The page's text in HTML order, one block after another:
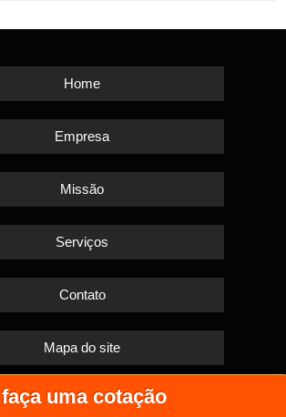
faça uma cotação
Home
Empresa
Missão
Serviços
Contato
Mapa do site